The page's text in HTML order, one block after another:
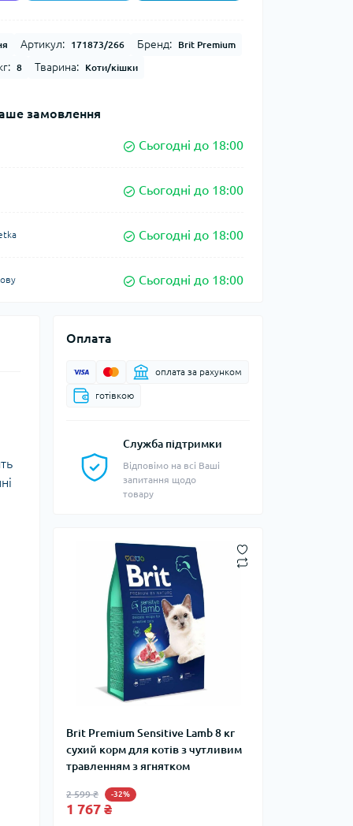
Артикул: 171873/266 Бренд: Brit Premium
8 Тварина: Коти/кішки
замовлення
Сьогодні до 18:00
Сьогодні до 18:00
Сьогодні до 18:00
Сьогодні до 18:00
Оплата
оплата за рахунком
готівкою
Служба підтримки
Відповімо на всі Ваші
запитання щодо
товару
Brit Premium Sensitive Lamb 8 кг
сухий корм для котів з чутливим
травленням з ягнятком
2 599 ₴ -32%
1 767 ₴